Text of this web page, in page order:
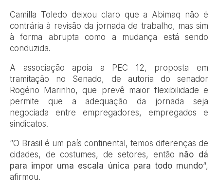
Camilla Toledo deixou claro que a Abimaq não é
contrária à revisão da jornada de trabalho, mas sim
à forma abrupta como a mudança está sendo
conduzida.
A associação apoia a PEC 12, proposta em
tramitação no Senado, de autoria do senador
Rogério Marinho, que prevê maior flexibilidade e
permite que a adequação da jornada seja
negociada entre empregadores, empregados e
sindicatos.
“O Brasil é um país continental, temos diferenças de
cidades, de costumes, de setores, então não dá
para impor uma escala única para todo mundo“,
afirmou.